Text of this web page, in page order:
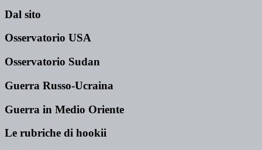
Dal sito
Osservatorio USA
Osservatorio Sudan
Guerra Russo-Ucraina
Guerra in Medio Oriente
Le rubriche di hookii